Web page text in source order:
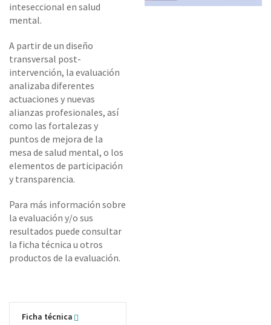
inteseccional en salud
mental.
A partir de un diseño
transversal post-
intervención, la evaluación
analizaba diferentes
actuaciones y nuevas
alianzas profesionales, así
como las fortalezas y
puntos de mejora de la
mesa de salud mental, o los
elementos de participación
y transparencia.
Para más información sobre
la evaluación y/o sus
resultados puede consultar
la ficha técnica u otros
productos de la evaluación.
Ficha técnica